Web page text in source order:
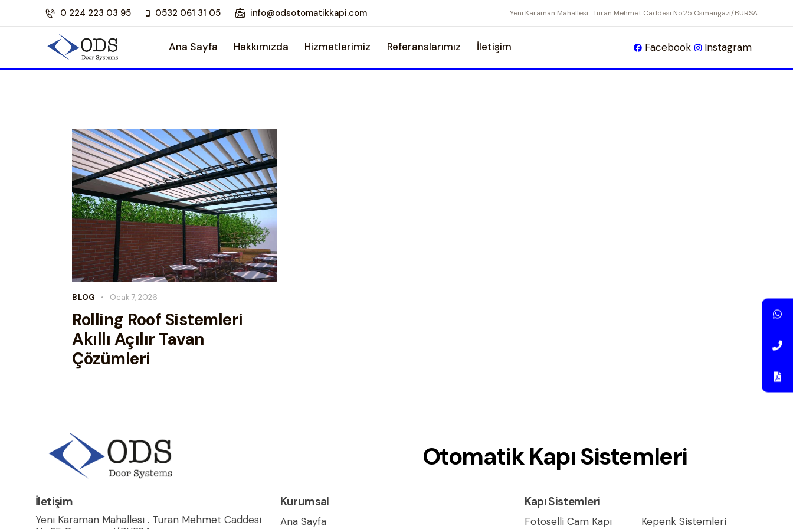
0 224 223 03 95 0532 061 31 05 info@odsotomatikkapi.com Yeni Karaman Mahallesi . Turan Mehmet Caddesi No:25 Osmangazi/BURSA
Ana Sayfa Hakkımızda Hizmetlerimiz Referanslarımız İletişim Facebook Instagram
BLOG Ocak 7, 2026
Rolling Roof Sistemleri
Akıllı Açılır Tavan
Çözümleri
Otomatik Kapı Sistemleri
İletişim
Yeni Karaman Mahallesi . Turan Mehmet Caddesi
Kurumsal
Ana Sayfa
Kapı Sistemleri
Fotoselli Cam Kapı Kepenk Sistemleri